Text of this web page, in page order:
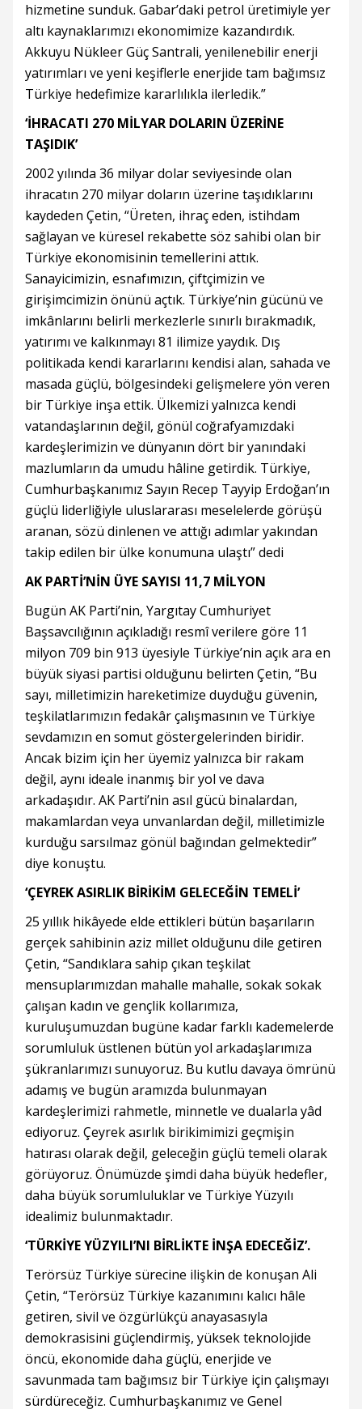
hizmetine sunduk. Gabar’daki petrol üretimiyle yer
altı kaynaklarımızı ekonomimize kazandırdık.
Akkuyu Nükleer Güç Santrali, yenilenebilir enerji
yatırımları ve yeni keşiflerle enerjide tam bağımsız
Türkiye hedefimize kararlılıkla ilerledik.”
‘İHRACATI 270 MİLYAR DOLARIN ÜZERİNE
TAŞIDIK’
2002 yılında 36 milyar dolar seviyesinde olan
ihracatın 270 milyar doların üzerine taşıdıklarını
kaydeden Çetin, “Üreten, ihraç eden, istihdam
sağlayan ve küresel rekabette söz sahibi olan bir
Türkiye ekonomisinin temellerini attık.
Sanayicimizin, esnafımızın, çiftçimizin ve
girişimcimizin önünü açtık. Türkiye’nin gücünü ve
imkânlarını belirli merkezlerle sınırlı bırakmadık,
yatırımı ve kalkınmayı 81 ilimize yaydık. Dış
politikada kendi kararlarını kendisi alan, sahada ve
masada güçlü, bölgesindeki gelişmelere yön veren
bir Türkiye inşa ettik. Ülkemizi yalnızca kendi
vatandaşlarının değil, gönül coğrafyamızdaki
kardeşlerimizin ve dünyanın dört bir yanındaki
mazlumların da umudu hâline getirdik. Türkiye,
Cumhurbaşkanımız Sayın Recep Tayyip Erdoğan’ın
güçlü liderliğiyle uluslararası meselelerde görüşü
aranan, sözü dinlenen ve attığı adımlar yakından
takip edilen bir ülke konumuna ulaştı” dedi
AK PARTİ’NİN ÜYE SAYISI 11,7 MİLYON
Bugün AK Parti’nin, Yargıtay Cumhuriyet
Başsavcılığının açıkladığı resmî verilere göre 11
milyon 709 bin 913 üyesiyle Türkiye’nin açık ara en
büyük siyasi partisi olduğunu belirten Çetin, “Bu
sayı, milletimizin hareketimize duyduğu güvenin,
teşkilatlarımızın fedakâr çalışmasının ve Türkiye
sevdamızın en somut göstergelerinden biridir.
Ancak bizim için her üyemiz yalnızca bir rakam
değil, aynı ideale inanmış bir yol ve dava
arkadaşıdır. AK Parti’nin asıl gücü binalardan,
makamlardan veya unvanlardan değil, milletimizle
kurduğu sarsılmaz gönül bağından gelmektedir”
diye konuştu.
‘ÇEYREK ASIRLIK BİRİKİM GELECEĞİN TEMELİ’
25 yıllık hikâyede elde ettikleri bütün başarıların
gerçek sahibinin aziz millet olduğunu dile getiren
Çetin, “Sandıklara sahip çıkan teşkilat
mensuplarımızdan mahalle mahalle, sokak sokak
çalışan kadın ve gençlik kollarımıza,
kuruluşumuzdan bugüne kadar farklı kademelerde
sorumluluk üstlenen bütün yol arkadaşlarımıza
şükranlarımızı sunuyoruz. Bu kutlu davaya ömrünü
adamış ve bugün aramızda bulunmayan
kardeşlerimizi rahmetle, minnetle ve dualarla yâd
ediyoruz. Çeyrek asırlık birikimimizi geçmişin
hatırası olarak değil, geleceğin güçlü temeli olarak
görüyoruz. Önümüzde şimdi daha büyük hedefler,
daha büyük sorumluluklar ve Türkiye Yüzyılı
idealimiz bulunmaktadır.
‘TÜRKİYE YÜZYILI’NI BİRLİKTE İNŞA EDECEĞİZ’.
Terörsüz Türkiye sürecine ilişkin de konuşan Ali
Çetin, “Terörsüz Türkiye kazanımını kalıcı hâle
getiren, sivil ve özgürlükçü anayasasıyla
demokrasisini güçlendirmiş, yüksek teknolojide
öncü, ekonomide daha güçlü, enerjide ve
savunmada tam bağımsız bir Türkiye için çalışmayı
sürdüreceğiz. Cumhurbaşkanımız ve Genel